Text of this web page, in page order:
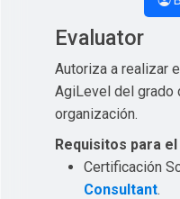
Evaluator
Autoriza a realizar
AgiLevel del grado
organización.
Requisitos para el
Certificación
Consultant.